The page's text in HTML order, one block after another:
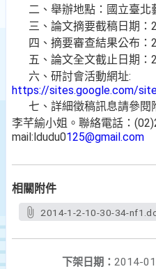
二、舉辦地點：國立臺北
三、論文摘要截稿日期：
四、摘要審查結果公布：
五、論文全文截止日期：
六、研討會活動網址:
https://sites.google.com/
七、詳細徵稿訊息請參閱
李芊緰小姐。聯絡電話：
mail:ldudu0125@gmail.com
相關附件
2014-1-2-10-30-34-
下架日期： 2014-